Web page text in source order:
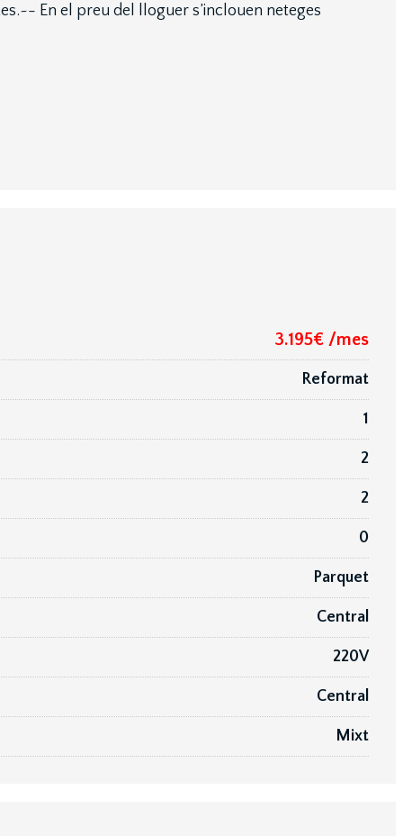
En el preu del lloguer s’inclouen neteges
3.195€ /mes
Reformat
1
2
2
0
Parquet
Central
220V
Central
Mixt